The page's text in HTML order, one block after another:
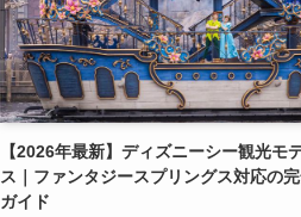
【2026年最新】ディズニーシー観光モ
ス｜ファンタジースプリングス対応の
ガイド